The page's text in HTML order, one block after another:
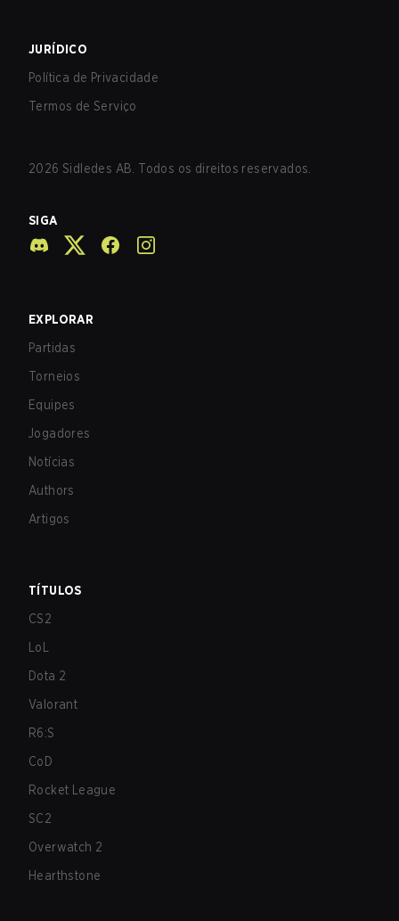
JURÍDICO
Política de Privacidade
Termos de Serviço
2026 Sidledes AB. Todos os direitos reservados.
SIGA
EXPLORAR
Partidas
Torneios
Equipes
Jogadores
Notícias
Authors
Artigos
TÍTULOS
CS2
LoL
Dota 2
Valorant
R6:S
CoD
Rocket League
SC2
Overwatch 2
Hearthstone